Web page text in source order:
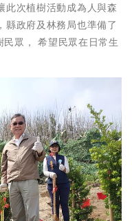
此次植樹活動成為人與森
縣政府及林務局也準備了
眾， 希望民眾在日常生